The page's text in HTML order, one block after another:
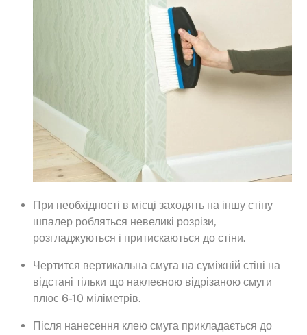
При необхідності в місці заходять на іншу стіну
шпалер робляться невеликі розрізи,
розгладжуються і притискаються до стіни.
Чертится вертикальна смуга на суміжній стіні на
відстані тільки що наклеєною відрізаною смуги
плюс 6-10 міліметрів.
Після нанесення клею смуга прикладається до